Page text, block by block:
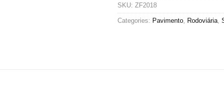
SKU: ZF2018
Categories: Pavimento, Rodoviária,